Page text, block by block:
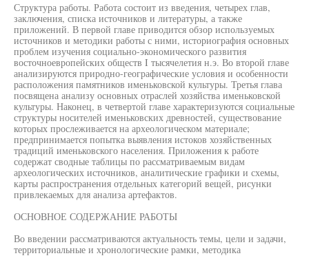
Структура работы. Работа состоит из введения, четырех глав,
заключения, списка источников и литературы, а также
приложений. В первой главе приводится обзор используемых
источников и методики работы с ними, историография основных
проблем изучения социально-экономического развития
восточноевропейских обществ I тысячелетия н.э. Во второй главе
анализируются природно-географические условия и особенности
расположения памятников именьковской культуры. Третья глава
посвящена анализу основных отраслей хозяйства именьковской
культуры. Наконец, в четвертой главе характеризуются социальные
структуры носителей именьковских древностей, существование
которых прослеживается на археологическом материале;
предпринимается попытка выявления истоков хозяйственных
традиций именьковского населения. Приложения к работе
содержат сводные таблицы по рассматриваемым видам
археологических источников, аналитические графики и схемы,
карты распространения отдельных категорий вещей, рисунки
привлекаемых для анализа артефактов.
ОСНОВНОЕ СОДЕРЖАНИЕ РАБОТЫ
Во введении рассматриваются актуальность темы, цели и задачи,
территориальные и хронологические рамки, методика